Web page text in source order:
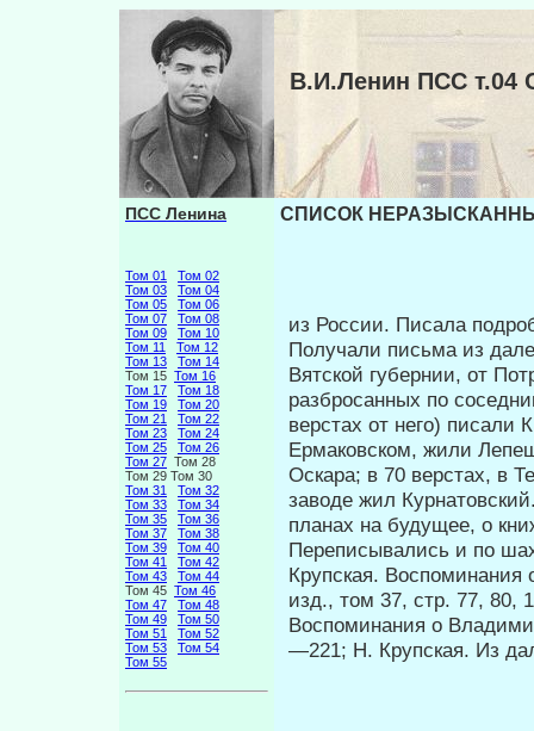
В.И.Ленин ПСС
ПСС Ленина
Том 01
Том 02
Том 03
Том 04
Том 05
Том 06
Том 07
Том 08
Том 09
Том 10
Том 11
Том 12
Том 13
Том 14
Том 15 Том 16
Том 17
Том 18
Том 19
Том 20
Том 21
Том 22
Том 23
Том 24
Том 25
Том 26
Том 27 Том 28
Том 29 Том 30
Том 31
Том 32
Том 33
Том 34
Том 35
Том 36
Том 37
Том 38
Том 39
Том 40
Том 41
Том 42
Том 43
Том 44
Том 45 Том 46
Том 47
Том 48
Том 49
Том 50
Том 51
Том 52
Том 53
Том 54
Том 55
СПИСОК
из России. Писала
Получали письма из
Вятской губернии, от
разбросанных по
верстах от него) писали
Ермаковском, жили
Оскара; в 70 верстах, в
заводе жил
планах на будущее, о
Переписывались и по
Крупская.
изд., том 37, стр. 77, 80,
Воспоминания о
—221; Н. Крупская. Из